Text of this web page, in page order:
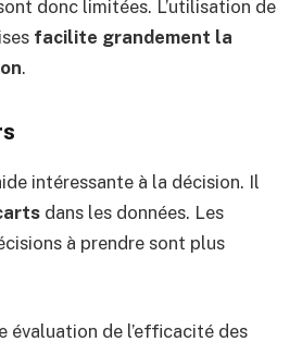
donc limitées. L’utilisation de
facilite grandement la
.
intéressante à la décision. Il
dans les données. Les
à prendre sont plus
évaluation de l’efficacité des